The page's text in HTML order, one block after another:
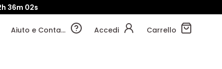
35m 59s
Aiuto e Contatti Accedi Carrello